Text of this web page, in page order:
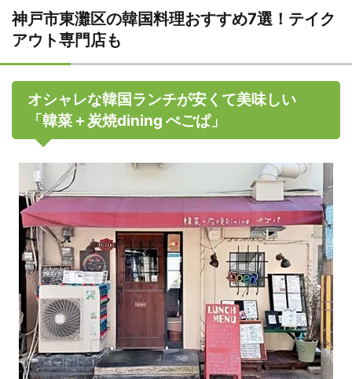
神戸市東灘区の韓国料理おすすめ7選！テイク
アウト専門店も
オシャレな韓国ランチが安くて美味しい
「韓︎菜＋炭焼dining ぺごぱ」